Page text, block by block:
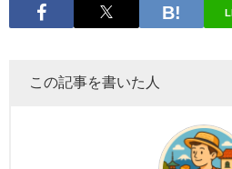
この記事を書いた人